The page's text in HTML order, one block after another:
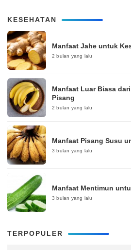
KESEHATAN
Manfaat Jahe untuk
2 bulan yang lalu
Manfaat Luar Biasa
Pisang
2 bulan yang lalu
Manfaat Pisang Susu
3 bulan yang lalu
Manfaat Mentimun
3 bulan yang lalu
TERPOPULER